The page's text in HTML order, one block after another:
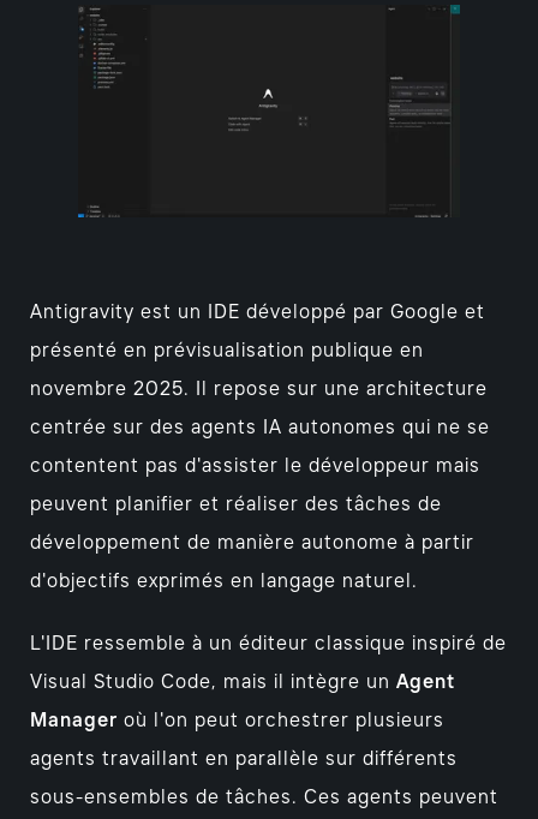
Antigravity est un IDE développé par Google et
présenté en prévisualisation publique en
novembre 2025. Il repose sur une architecture
centrée sur des agents IA autonomes qui ne se
contentent pas d'assister le développeur mais
peuvent planifier et réaliser des tâches de
développement de manière autonome à partir
d'objectifs exprimés en langage naturel.
L'IDE ressemble à un éditeur classique inspiré de
Visual Studio Code, mais il intègre un Agent
Manager où l'on peut orchestrer plusieurs
agents travaillant en parallèle sur différents
sous-ensembles de tâches. Ces agents peuvent